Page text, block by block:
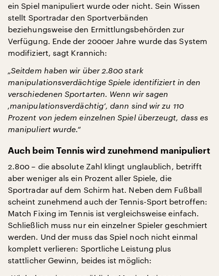
ein Spiel manipuliert wurde oder nicht. Sein Wissen
stellt Sportradar den Sportverbänden
beziehungsweise den Ermittlungsbehörden zur
Verfügung. Ende der 2000er Jahre wurde das System
modifiziert, sagt Krannich:
„Seitdem haben wir über 2.800 stark
manipulationsverdächtige Spiele identifiziert in den
verschiedenen Sportarten. Wenn wir sagen
‚manipulationsverdächtig‘, dann sind wir zu 110
Prozent von jedem einzelnen Spiel überzeugt, dass es
manipuliert wurde.“
Auch beim Tennis wird zunehmend manipuliert
2.800 – die absolute Zahl klingt unglaublich, betrifft
aber weniger als ein Prozent aller Spiele, die
Sportradar auf dem Schirm hat. Neben dem Fußball
scheint zunehmend auch der Tennis-Sport betroffen:
Match Fixing im Tennis ist vergleichsweise einfach.
Schließlich muss nur ein einzelner Spieler geschmiert
werden. Und der muss das Spiel noch nicht einmal
komplett verlieren: Sportliche Leistung plus
stattlicher Gewinn, beides ist möglich: